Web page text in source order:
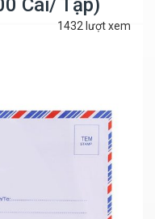
Cái/ Tập)
1432 lượt xem